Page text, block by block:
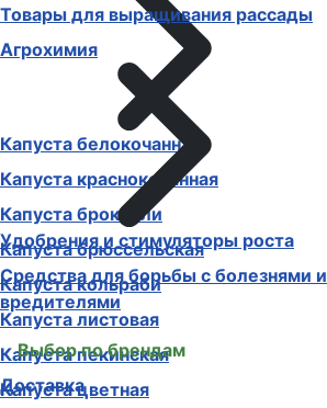
Капуста белокочанная
Капуста краснокочанная
Капуста брокколи
Капуста брюссельская
Капуста кольраби
Капуста листовая
Капуста пекинская
Капуста цветная
Товары для выращивания рассады
Агрохимия
Удобрения и стимуляторы роста
Средства для борьбы с болезнями и
вредителями
Выбор по брендам
Доставка